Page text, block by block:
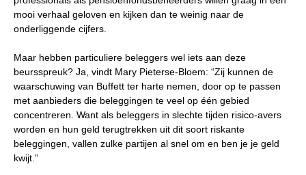
mooi verhaal geloven en kijken dan te weinig naar de
onderliggende cijfers.
Maar hebben particuliere beleggers wel iets aan deze
beursspreuk? Ja, vindt Mary Pieterse-Bloem: “Zij kunnen de
waarschuwing van Buffett ter harte nemen, door op te passen
met aanbieders die beleggingen te veel op één gebied
concentreren. Want als beleggers in slechte tijden risico-avers
worden en hun geld terugtrekken uit dit soort riskante
beleggingen, vallen zulke partijen al snel om en ben je je geld
kwijt.”